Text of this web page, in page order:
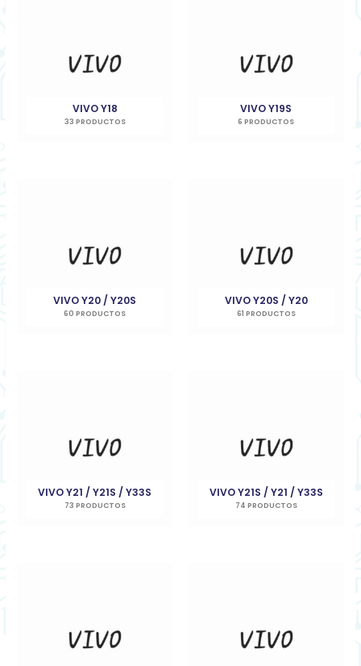
VIVO Y18
33 PRODUCTOS
VIVO Y19S
6 PRODUCTOS
VIVO Y20 / Y20S
60 PRODUCTOS
VIVO Y20S / Y20
61 PRODUCTOS
VIVO Y21 / Y21S / Y33S
73 PRODUCTOS
VIVO Y21S / Y21 / Y33S
74 PRODUCTOS